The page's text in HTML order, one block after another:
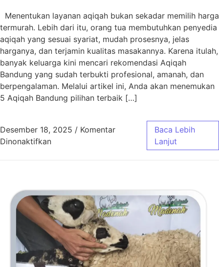
Menentukan layanan aqiqah bukan sekadar memilih harga
termurah. Lebih dari itu, orang tua membutuhkan penyedia
aqiqah yang sesuai syariat, mudah prosesnya, jelas
harganya, dan terjamin kualitas masakannya. Karena itulah,
banyak keluarga kini mencari rekomendasi Aqiqah
Bandung yang sudah terbukti profesional, amanah, dan
berpengalaman. Melalui artikel ini, Anda akan menemukan
5 Aqiqah Bandung pilihan terbaik […]
Desember 18, 2025 / Komentar
Dinonaktifkanpada 5 Aqiqah Bandung Pilihan Terbaik
Baca Lebih
Lanjut